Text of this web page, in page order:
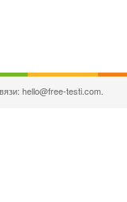
hello@free-testi.com.